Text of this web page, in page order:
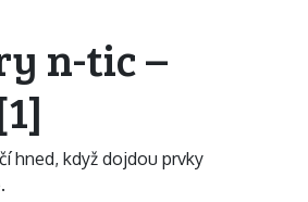
n-tic –
hned, když dojdou prvky